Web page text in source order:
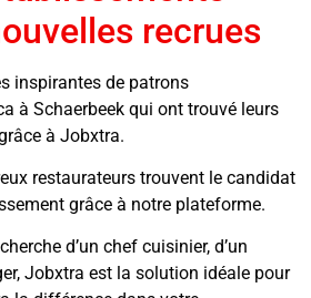
recrues
inspirantes de patrons
à Schaerbeek qui ont trouvé leurs
à Jobxtra.
restaurateurs trouvent le candidat
grâce à notre plateforme.
d’un chef cuisinier, d’un
Jobxtra est la solution idéale pour